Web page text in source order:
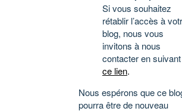
Si vous souhaitez
rétablir l’accès à
blog, nous vous
invitons à nous
contacter en suivant
ce lien.
Nous espérons que ce
pourra être de nouveau